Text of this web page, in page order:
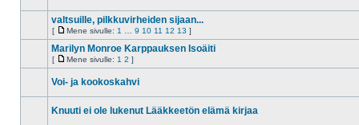
lukemattomia
viestejä
lukemattomia
viestejä
valtsuille, pilkkuvirheiden sijaan...
[
Mene
sivulle
Mene sivulle: 1 9 10 11 12 13 ]
viestejä
Marilyn Monroe Karppauksen Isoäiti
[
Mene
Mene sivulle: 1 2 ]
viestejä
Voi- ja kookoskahvi
Knuuti ei ole lukenut Lääkkeetön elämä kirjaa